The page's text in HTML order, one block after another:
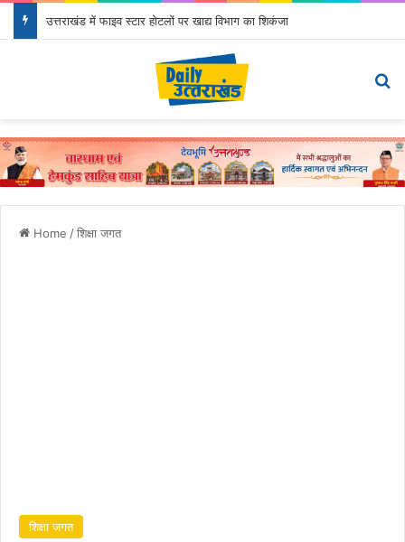
उत्तराखंड में फाइव स्टार होटलों पर खाद्य विभाग का शिकंजा
Home /शिक्षा जगत
शिक्षा जगत